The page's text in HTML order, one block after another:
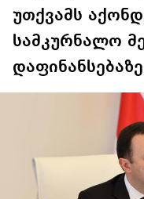
უთქვამს
სამკურნალო
დაფინანსებაზე